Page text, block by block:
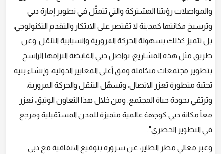
والمواصلات رؤيتنا المشتركة والتي تتمثّل في تطوير إمارة دبي
وترسيخ مكانتها كمدينة لا تقتصر على الابتكار والتقدم التكنولوجي،
بل تتميز كذلك بسهولة الحركة المرورية وانسيابية التنقل. وعن
طريق مثل هذه المشاريع، تواصل دبي القابضة التزامها الراسخ
بتطوير مجتمعات متكاملة وفق أعلى المعايير الدولية، وإنشاء بنية
تحتية متطورة تعزز الاتصال، وتسهّل التنقل والحركة المرورية،
وترتقي بجودة حياة المجتمع. ومن خلال هذا التعاون الوثيق، نعزز
معاً مكانة دبي كوجهة عالمية متميزة للمدن المستقبلية ومرجع
في التطوير الحضري".
وعبر معالي مطر الطاير، عن سروره بتوقيع الاتفاقية مع دبي